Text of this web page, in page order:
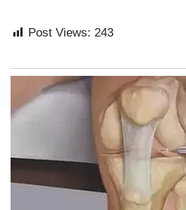
Post Views: 243